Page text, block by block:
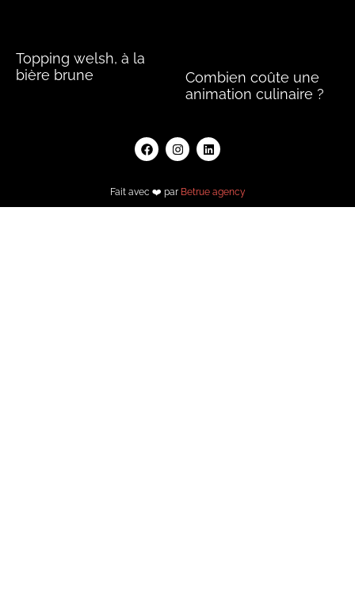
Topping welsh, à la
bière brune
Combien coûte une
animation culinaire ?
Fait avec ❤️ par Betrue agency